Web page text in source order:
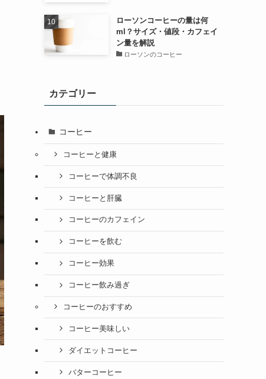
ローソンコーヒーの量は何
ml？サイズ・値段・カフェイ
ン量を解説
ローソンのコーヒー
カテゴリー
コーヒー
コーヒーと健康
コーヒーで体調不良
コーヒーと肝臓
コーヒーのカフェイン
コーヒーを飲む
コーヒー効果
コーヒー飲み過ぎ
コーヒーのおすすめ
コーヒー美味しい
ダイエットコーヒー
バターコーヒー